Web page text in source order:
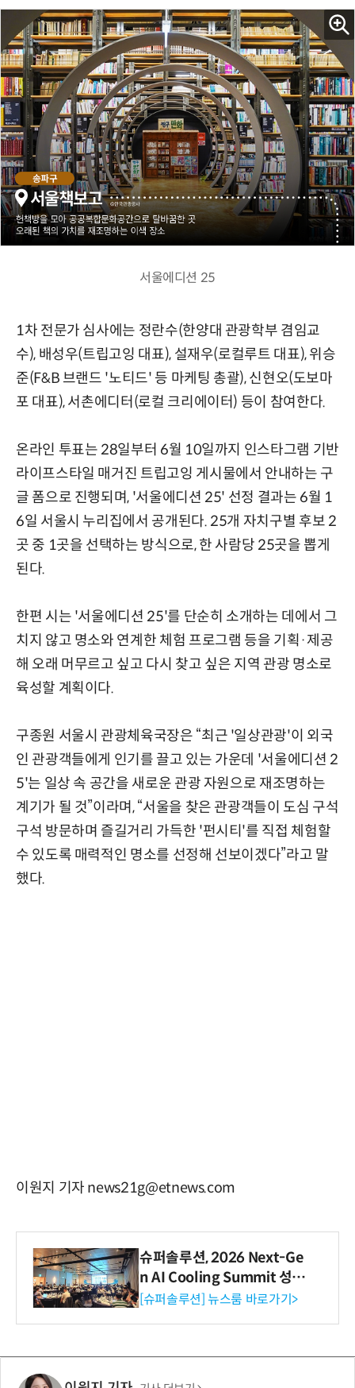
서울에디션 25
1차 전문가 심사에는 정란수(한양대 관광학부 겸임교
수), 배성우(트립고잉 대표), 설재우(로컬루트 대표), 위승
준(F&B 브랜드 '노티드' 등 마케팅 총괄), 신현오(도보마
포 대표), 서촌에디터(로컬 크리에이터) 등이 참여한다.
온라인 투표는 28일부터 6월 10일까지 인스타그램 기반
라이프스타일 매거진 트립고잉 게시물에서 안내하는 구
글 폼으로 진행되며, '서울에디션 25' 선정 결과는 6월 1
6일 서울시 누리집에서 공개된다. 25개 자치구별 후보 2
곳 중 1곳을 선택하는 방식으로, 한 사람당 25곳을 뽑게
된다.
한편 시는 '서울에디션 25'를 단순히 소개하는 데에서 그
치지 않고 명소와 연계한 체험 프로그램 등을 기획·제공
해 오래 머무르고 싶고 다시 찾고 싶은 지역 관광 명소로
육성할 계획이다.
구종원 서울시 관광체육국장은 “최근 '일상관광'이 외국
인 관광객들에게 인기를 끌고 있는 가운데 '서울에디션 2
5'는 일상 속 공간을 새로운 관광 자원으로 재조명하는
계기가 될 것”이라며, “서울을 찾은 관광객들이 도심 구석
구석 방문하며 즐길거리 가득한 '펀시티'를 직접 체험할
수 있도록 매력적인 명소를 선정해 선보이겠다”라고 말
했다.
이원지 기자 news21g@etnews.com
슈퍼솔루션, 2026 Next-Ge
n AI Cooling Summit 성황
리 성료
[슈퍼솔루션] 뉴스룸 바로가기>